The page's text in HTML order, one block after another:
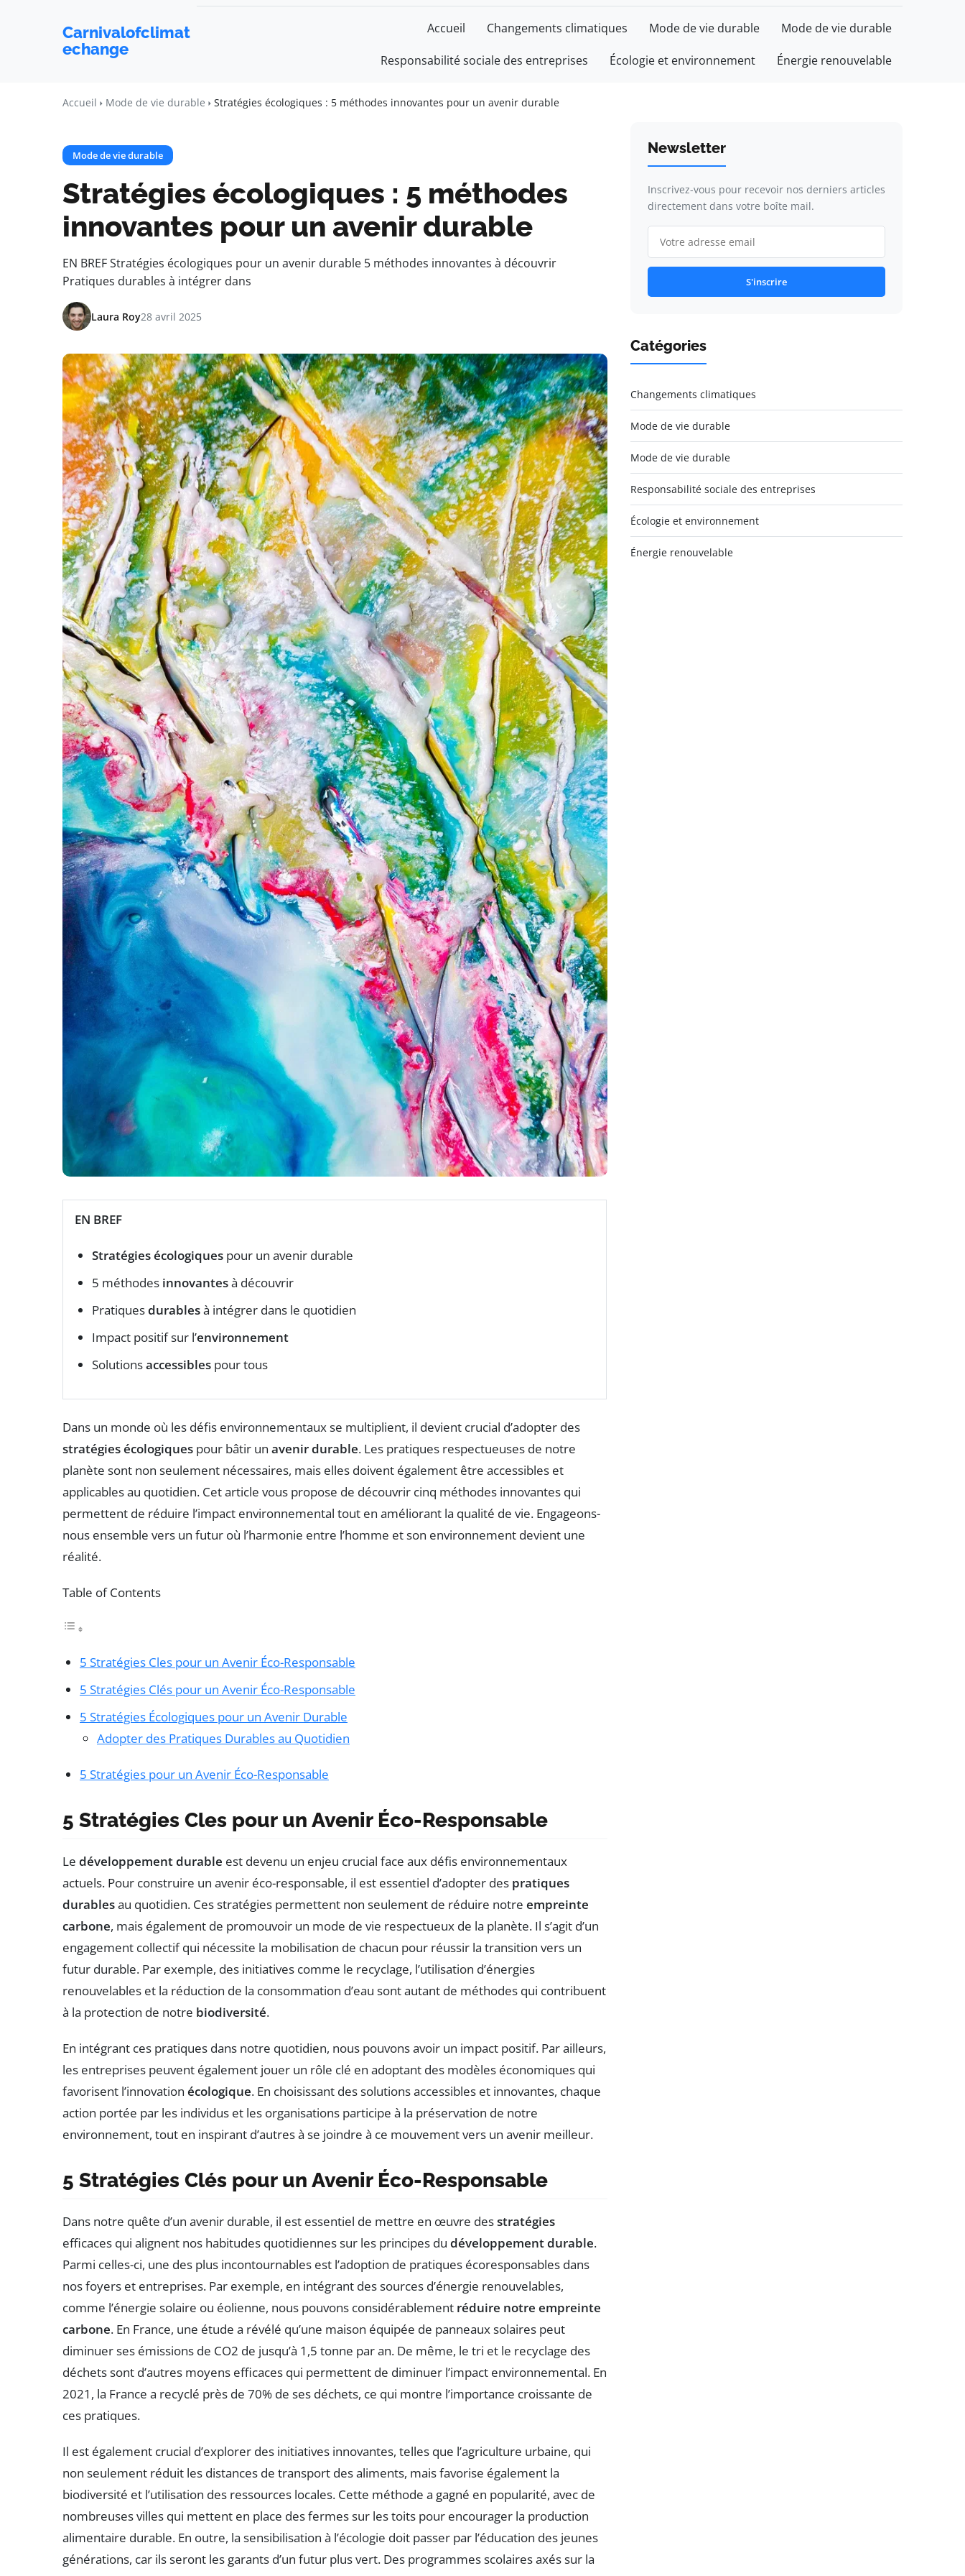
Carnivalofclimat
echange
Accueil Changements climatiques Mode de vie durable Mode de vie durable
Responsabilité sociale des entreprises Écologie et environnement Énergie renouvelable
Accueil Mode de vie durable Stratégies écologiques : 5 méthodes innovantes pour un avenir durable
Mode de vie durable
Stratégies écologiques : 5 méthodes
innovantes pour un avenir durable
EN BREF Stratégies écologiques pour un avenir durable 5 méthodes innovantes à découvrir
Pratiques durables à intégrer dans
Laura Roy28 avril 2025
EN BREF
Stratégies écologiques pour un avenir durable
5 méthodes innovantesà découvrir
Pratiquesdurablesà intégrer dans le quotidien
Impact positif sur l’environnement
Solutionsaccessibles pour tous
Dans un monde où les défis environnementaux se multiplient, il devient crucial d’adopter des
stratégies écologiques pour bâtir un avenir durable. Les pratiques respectueuses de notre
planète sont non seulement nécessaires, mais elles doivent également être accessibles et
applicables au quotidien. Cet article vous propose de découvrir cinq méthodes innovantes qui
permettent de réduire l’impact environnemental tout en améliorant la qualité de vie. Engageons-
nous ensemble vers un futur où l’harmonie entre l’homme et son environnement devient une
réalité.
Table of Contents
5 Stratégies Cles pour un Avenir Éco-Responsable
5 Stratégies Clés pour un Avenir Éco-Responsable
5 Stratégies Écologiques pour un Avenir Durable
Adopter des Pratiques Durables au Quotidien
5 Stratégies pour un Avenir Éco-Responsable
5 Stratégies Cles pour un Avenir Éco-Responsable
Le développement durable est devenu un enjeu crucial face aux défis environnementaux
actuels. Pour construire un avenir éco-responsable, il est essentiel d’adopter des pratiques
durablesau quotidien. Ces stratégies permettent non seulement de réduire notre empreinte
carbone, mais également de promouvoir un mode de vie respectueux de la planète. Il s’agit d’un
engagement collectif qui nécessite la mobilisation de chacun pour réussir la transition vers un
futur durable. Par exemple, des initiatives comme le recyclage, l’utilisation d’énergies
renouvelables et la réduction de la consommation d’eau sont autant de méthodes qui contribuent
à la protection de notre biodiversité.
En intégrant ces pratiques dans notre quotidien, nous pouvons avoir un impact positif. Par ailleurs,
les entreprises peuvent également jouer un rôle clé en adoptant des modèles économiques qui
favorisent l’innovation écologique. En choisissant des solutions accessibles et innovantes, chaque
action portée par les individus et les organisations participe à la préservation de notre
environnement, tout en inspirant d’autres à se joindre à ce mouvement vers un avenir meilleur.
5 Stratégies Clés pour un Avenir Éco-Responsable
Dans notre quête d’un avenir durable, il est essentiel de mettre en œuvre desstratégies
efficaces qui alignent nos habitudes quotidiennes sur les principes du développement durable.
Parmi celles-ci, une des plus incontournables est l’adoption de pratiques écoresponsables dans
nos foyers et entreprises. Par exemple, en intégrant des sources d’énergie renouvelables,
comme l’énergie solaire ou éolienne, nous pouvons considérablement réduire notre empreinte
carbone. En France, une étude a révélé qu’une maison équipée de panneaux solaires peut
diminuer ses émissions de CO2 de jusqu’à 1,5 tonne par an. De même, le tri et le recyclage des
déchets sont d’autres moyens efficaces qui permettent de diminuer l’impact environnemental. En
2021, la France a recyclé près de 70% de ses déchets, ce qui montre l’importance croissante de
ces pratiques.
Il est également crucial d’explorer des initiatives innovantes, telles que l’agriculture urbaine, qui
non seulement réduit les distances de transport des aliments, mais favorise également la
biodiversité et l’utilisation des ressources locales. Cette méthode a gagné en popularité, avec de
nombreuses villes qui mettent en place des fermes sur les toits pour encourager la production
alimentaire durable. En outre, la sensibilisation à l’écologie doit passer par l’éducation des jeunes
générations, car ils seront les garants d’un futur plus vert. Des programmes scolaires axés sur la
Newsletter
Inscrivez-vous pour recevoir nos derniers articles
directement dans votre boîte mail.
S'inscrire
Catégories
Changements climatiques
Mode de vie durable
Mode de vie durable
Responsabilité sociale des entreprises
Écologie et environnement
Énergie renouvelable